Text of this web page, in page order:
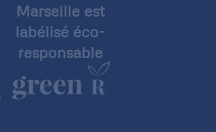
Marseille est
labélisé éco-
responsable